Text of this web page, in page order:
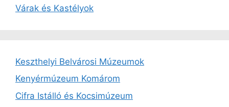
Várak és Kastélyok
Keszthelyi Belvárosi Múzeumok
Kenyérmúzeum Komárom
Cifra Istálló és Kocsimúzeum